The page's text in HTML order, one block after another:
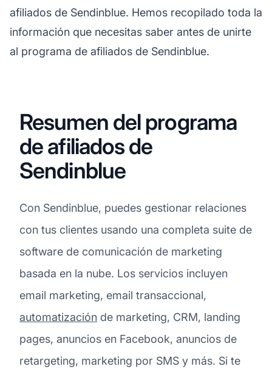
afiliados de Sendinblue. Hemos recopilado toda la
información que necesitas saber antes de unirte
al programa de afiliados de Sendinblue.
Resumen del programa
de afiliados de
Sendinblue
Con Sendinblue, puedes gestionar relaciones
con tus clientes usando una completa suite de
software de comunicación de marketing
basada en la nube. Los servicios incluyen
email marketing, email transaccional,
automatización de marketing, CRM, landing
pages, anuncios en Facebook, anuncios de
retargeting, marketing por SMS y más. Si te